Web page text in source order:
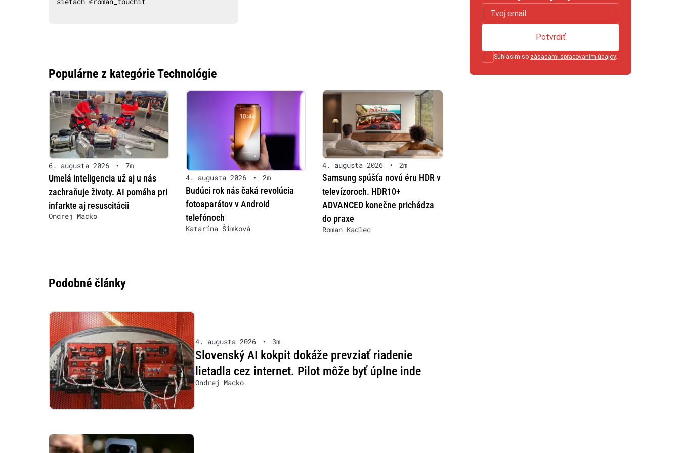
Populárne z kategórie Technológie
6. augusta 2026 • 7m
Umelá inteligencia už aj u nás
zachraňuje životy. AI pomáha pri
infarkte aj resuscitácii
Ondrej Macko
4. augusta 2026 • 2m
Budúci rok nás čaká revolúcia
fotoaparátov v Android
telefónoch
Katarína Šimková
4. augusta 2026 • 2m
Samsung spúšťa novú éru HDR v
televízoroch. HDR10+
ADVANCED konečne prichádza
do praxe
Roman Kadlec
Podobné články
4. augusta 2026 • 3m
Slovenský AI kokpit dokáže prevziať riadenie
lietadla cez internet. Pilot môže byť úplne inde
Ondrej Macko
Súhlasím so zásadami spracovaním údajov.
Potvrdiť